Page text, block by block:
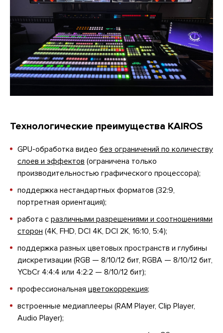
Технологические преимущества KAIROS
GPU-обработка видео без ограничений по количеству
слоев и эффектов (ограничена только
производительностью графического процессора);
поддержка нестандартных форматов (32:9,
портретная ориентация);
работа с различными разрешениями и соотношениями
сторон (4K, FHD, DCI 4K, DCI 2K, 16:10, 5:4);
поддержка разных цветовых пространств и глубины
дискретизации (RGB — 8/10/12 бит, RGBA — 8/10/12 бит,
YCbCr 4:4:4 или 4:2:2 — 8/10/12 бит);
профессиональная цветокоррекция;
встроенные медиаплееры (RAM Player, Clip Player,
Audio Player);